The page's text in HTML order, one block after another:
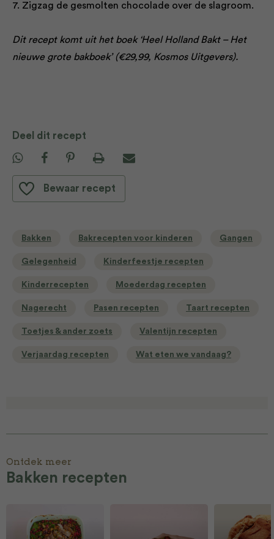
7. Zigzag de gesmolten chocolade over de slagroom.
Dit recept komt uit het boek ‘Heel Holland Bakt – Het
nieuwe grote bakboek’ (€29,99, Kosmos Uitgevers).
Deel dit recept
Bewaar recept
Bakken Bakrecepten voor kinderen Gangen
Gelegenheid Kinderfeestje recepten
Kinderrecepten Moederdag recepten
Nagerecht Pasen recepten Taart recepten
Toetjes & ander zoets Valentijn recepten
Verjaardag recepten Wat eten we vandaag?
Ontdek meer
Bakken recepten